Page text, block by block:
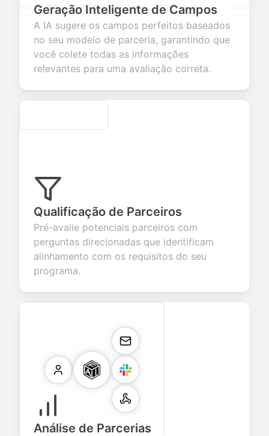
ended
valuable
products or
and profile
information
fields for
seamless
account
creation.
summary
integration for
smooth e-
commerce
transactions.
details, and
custom
screening
efficient
Geração Inteligente de Campos
A IA sugere os campos perfeitos baseados
no seu modelo de parceria, garantindo que
você colete todas as informações
relevantes para uma avaliação correta.
Secure
Qualificação de Parceiros
Pré-avalie potenciais parceiros com
perguntas direcionadas que identificam
alinhamento com os requisitos do seu
programa.
Análise de Parcerias